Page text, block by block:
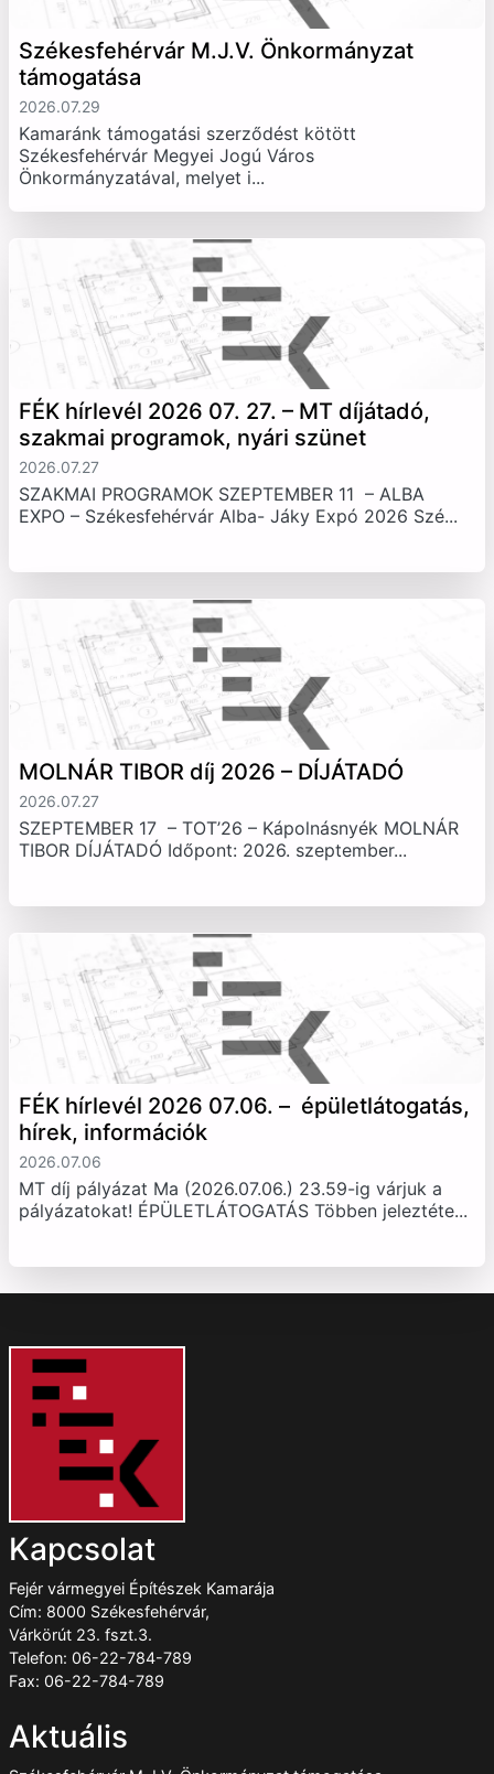
Székesfehérvár M.J.V. Önkormányzat
támogatása
2026.07.29
Kamaránk támogatási szerződést kötött
Székesfehérvár Megyei Jogú Város
Önkormányzatával, melyet i...
FÉK hírlevél 2026 07. 27. – MT díjátadó,
szakmai programok, nyári szünet
2026.07.27
SZAKMAI PROGRAMOK SZEPTEMBER 11 – ALBA
EXPO – Székesfehérvár Alba- Jáky Expó 2026 Szé...
MOLNÁR TIBOR díj 2026 – DÍJÁTADÓ
2026.07.27
SZEPTEMBER 17 – TOT’26 – Kápolnásnyék MOLNÁR
TIBOR DÍJÁTADÓ Időpont: 2026. szeptember...
FÉK hírlevél 2026 07.06. – épületlátogatás,
hírek, információk
2026.07.06
MT díj pályázat Ma (2026.07.06.) 23.59-ig várjuk a
pályázatokat! ÉPÜLETLÁTOGATÁS Többen jeleztéte...
Kapcsolat
Fejér vármegyei Építészek Kamarája
Cím: 8000 Székesfehérvár,
Várkörút 23. fszt.3.
Telefon: 06-22-784-789
Fax: 06-22-784-789
Aktuális